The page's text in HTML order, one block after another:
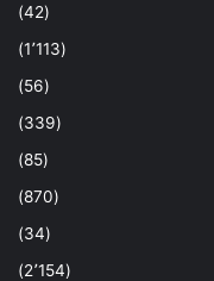
(42)
(1٬113)
(56)
(339)
(85)
(870)
(34)
(2٬154)